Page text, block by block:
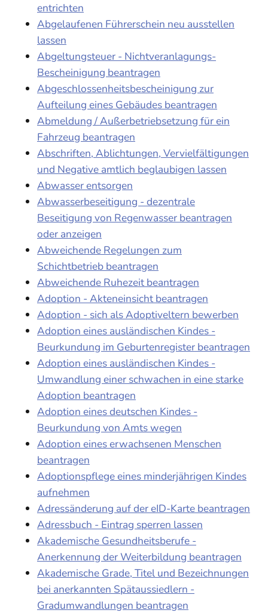
entrichten
Abgelaufenen Führerschein neu ausstellen
lassen
Abgeltungsteuer - Nichtveranlagungs-
Bescheinigung beantragen
Abgeschlossenheitsbescheinigung zur
Aufteilung eines Gebäudes beantragen
Abmeldung / Außerbetriebsetzung für ein
Fahrzeug beantragen
Abschriften, Ablichtungen, Vervielfältigungen
und Negative amtlich beglaubigen lassen
Abwasser entsorgen
Abwasserbeseitigung - dezentrale
Beseitigung von Regenwasser beantragen
oder anzeigen
Abweichende Regelungen zum
Schichtbetrieb beantragen
Abweichende Ruhezeit beantragen
Adoption - Akteneinsicht beantragen
Adoption - sich als Adoptiveltern bewerben
Adoption eines ausländischen Kindes -
Beurkundung im Geburtenregister beantragen
Adoption eines ausländischen Kindes -
Umwandlung einer schwachen in eine starke
Adoption beantragen
Adoption eines deutschen Kindes -
Beurkundung von Amts wegen
Adoption eines erwachsenen Menschen
beantragen
Adoptionspflege eines minderjährigen Kindes
aufnehmen
Adressänderung auf der eID-Karte beantragen
Adressbuch - Eintrag sperren lassen
Akademische Gesundheitsberufe -
Anerkennung der Weiterbildung beantragen
Akademische Grade, Titel und Bezeichnungen
bei anerkannten Spätaussiedlern -
Gradumwandlungen beantragen